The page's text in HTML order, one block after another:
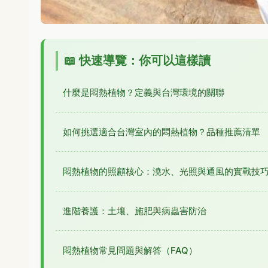
📖 快速導覽：你可以這樣讀
什麼是悶熱植物？定義與台灣環境的關聯
如何挑選適合台灣室內的悶熱植物？品種推薦清單
悶熱植物的照顧核心：澆水、光照與通風的實戰技
進階養護：土壤、施肥與病蟲害防治
悶熱植物常見問題與解答（FAQ）